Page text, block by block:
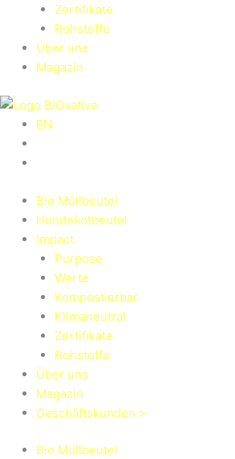
Zertifikate
Rohstoffe
Über uns
Magazin
EN
Bio Müllbeutel
Hundekotbeutel
Impact
Purpose
Werte
Kompostierbar
Klimaneutral
Zertifikate
Rohstoffe
Über uns
Magazin
Geschäftskunden >
Bio Müllbeutel